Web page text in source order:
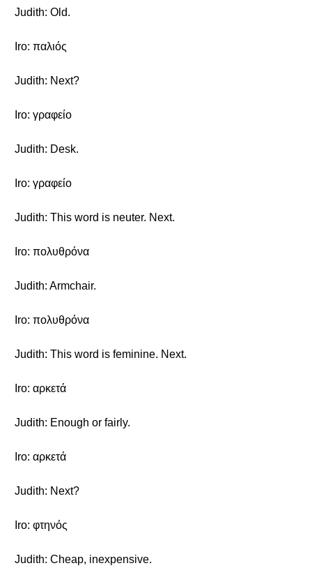
Judith: Old.
Iro: παλιός
Judith: Next?
Iro: γραφείο
Judith: Desk.
Iro: γραφείο
Judith: This word is neuter. Next.
Iro: πολυθρόνα
Judith: Armchair.
Iro: πολυθρόνα
Judith: This word is feminine. Next.
Iro: αρκετά
Judith: Enough or fairly.
Iro: αρκετά
Judith: Next?
Iro: φτηνός
Judith: Cheap, inexpensive.